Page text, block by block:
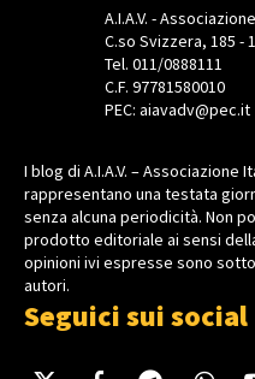
A.I.A.V. -
C.so Svizzera, 185 -
Tel. 011/0888111
C.F. 97781580010
PEC: aiavadv@pec.it
I blog di A.I.A.V. – Associazione
rappresentano una testata
senza alcuna periodicità. Non
prodotto editoriale ai sensi
opinioni ivi espresse sono
autori.
Seguici sui social